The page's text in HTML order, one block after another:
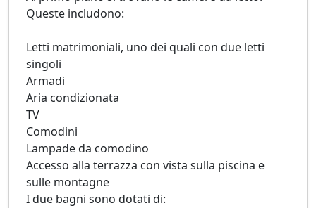
Queste includono:
Letti matrimoniali, uno dei quali con due letti
singoli
Armadi
Aria condizionata
TV
Comodini
Lampade da comodino
Accesso alla terrazza con vista sulla piscina e
sulle montagne
I due bagni sono dotati di: